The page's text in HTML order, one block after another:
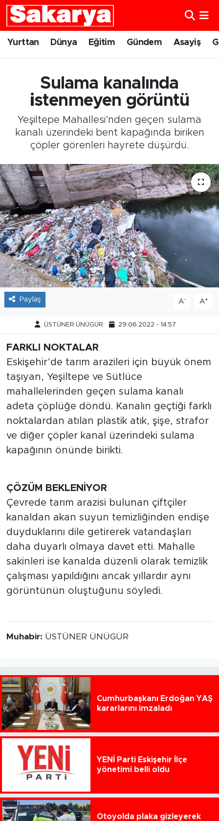
Yurttan Dünya Eğitim Gündem Asayiş
Sulama kanalında
istenmeyen görüntü
Yeşiltepe Mahallesi’nden geçen sulama
kanalı üzerindeki bent kapağında biriken
çöpler görenleri hayrete düşürdü.
Paylaş A- A+
ÜSTÜNER ÜNÜGÜR 29.06.2022 - 14:57
FARKLI NOKTALAR
Eskişehir’de tarım arazileri için büyük önem
taşıyan, Yeşiltepe ve Sütlüce
mahallelerinden geçen sulama kanalı
adeta çöplüğe döndü. Kanalın geçtiği farklı
noktalardan atılan plastik atık, şişe, strafor
ve diğer çöpler kanal üzerindeki sulama
kapağının önünde birikti.
ÇÖZÜM BEKLENİYOR
Çevrede tarım arazisi bulunan çiftçiler
kanaldan akan suyun temizliğinden endişe
duyduklarını dile getirerek vatandaşları
daha duyarlı olmaya davet etti. Mahalle
sakinleri ise kanalda düzenli olarak temizlik
çalışması yapıldığını ancak yıllardır aynı
görüntünün oluştuğunu söyledi.
Muhabir: ÜSTÜNER ÜNÜGÜR
Cumhurbaşkanı Erdoğan YAŞ
kararlarını imzaladı
YENİ Parti Eskişehir İlçe
yönetimi belli oldu
Otoyolda plaka gizleyerek
Yurttan
Eğitim
Eskişehirspor
Sağlık
Kültür Sanat
Tarihçe
Resmi İlanlar
Söyleşi
Teknoloji
Politika
Eskişehir Nöbetçi Eczaneler
Eskişehir Namaz Vakitleri
Süper Lig Puan Durumu ve Fikstür
Son Dakika Haberleri
Haber Arşivi